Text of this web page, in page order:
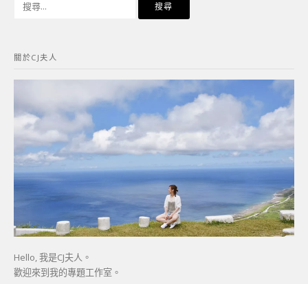
字:
關於CJ夫人
Hello, 我是CJ夫人。
歡迎來到我的專題工作室。